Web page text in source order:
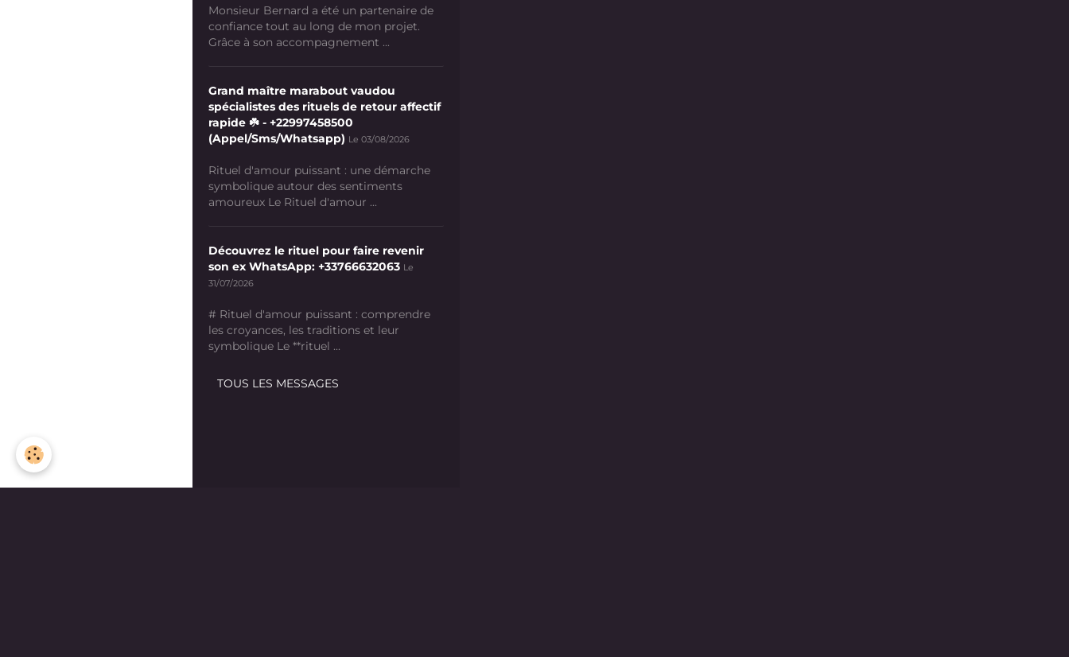
Monsieur Bernard a été un partenaire de
confiance tout au long de mon projet.
Grâce à son accompagnement ...
Grand maître marabout vaudou
spécialistes des rituels de retour affectif
rapide ☘️ - +22997458500
(Appel/Sms/Whatsapp) Le 03/08/2026
Rituel d'amour puissant : une démarche
symbolique autour des sentiments
amoureux Le Rituel d'amour ...
Découvrez le rituel pour faire revenir
son ex WhatsApp: +33766632063 Le
31/07/2026
# Rituel d'amour puissant : comprendre
les croyances, les traditions et leur
symbolique Le **rituel ...
TOUS LES MESSAGES